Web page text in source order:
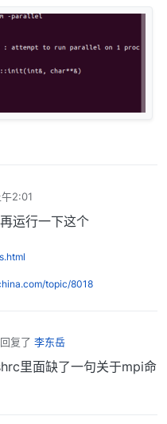
2:01
运行一下这个
topic/8018
复了 李东岳
里面缺了一句关于mpi命